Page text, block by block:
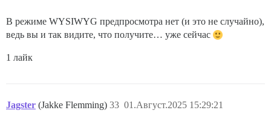
В режиме WYSIWYG предпросмотра нет (и это не случайно),
ведь вы и так видите, что получите… уже сейчас
1 лайк
Jagster (Jakke Flemming) 01.Август.2025 15:29:21
33